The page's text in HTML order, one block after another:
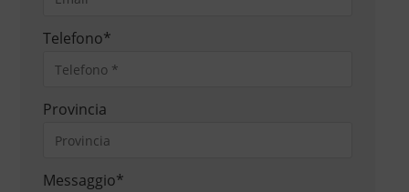
Telefono*
Provincia
Messaggio*